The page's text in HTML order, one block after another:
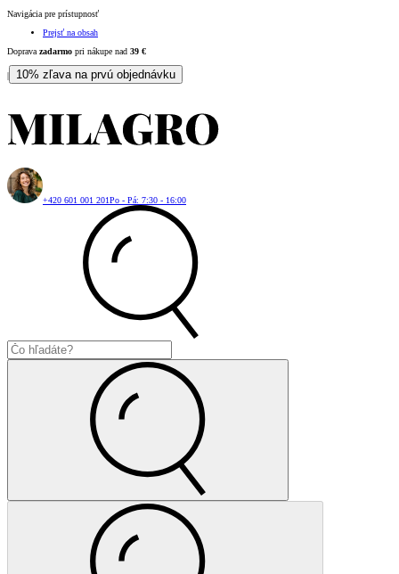
Navigácia pre prístupnosť
Prejsť na obsah
Doprava zadarmo pri nákupe nad 39 €
| 10% zľava na prvú objednávku
+420 601 001 201Po - Pá: 7:30 - 16:00